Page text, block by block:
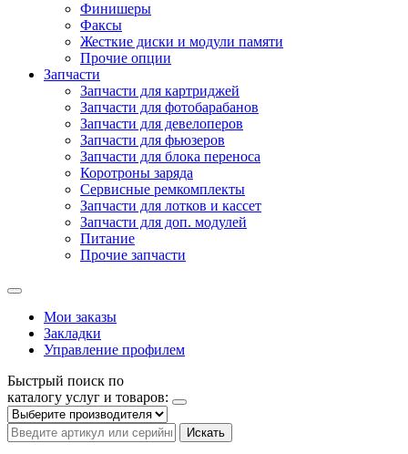
Финишеры
Факсы
Жесткие диски и модули памяти
Прочие опции
Запчасти
Запчасти для картриджей
Запчасти для фотобарабанов
Запчасти для девелоперов
Запчасти для фьюзеров
Запчасти для блока переноса
Коротроны заряда
Сервисные ремкомплекты
Запчасти для лотков и кассет
Запчасти для доп. модулей
Питание
Прочие запчасти
Мои заказы
Закладки
Управление профилем
Быстрый поиск по
каталогу услуг и товаров:
Искать